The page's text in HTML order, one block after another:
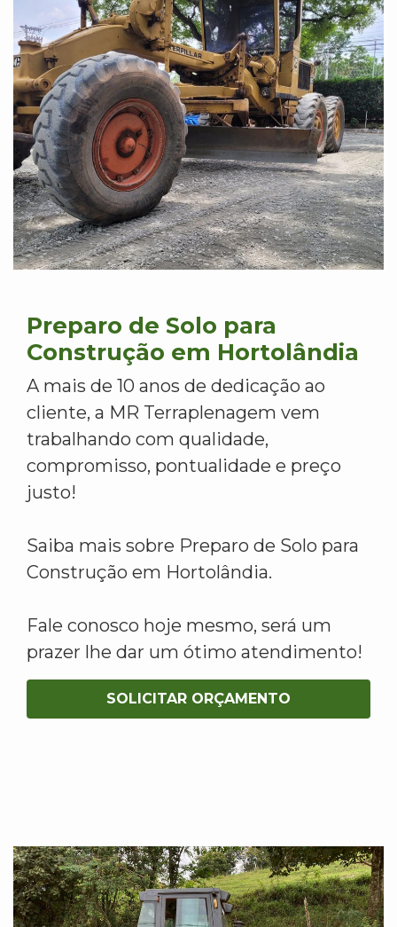
Preparo de Solo para
Construção em Hortolândia
A mais de 10 anos de dedicação ao
cliente, a MR Terraplenagem vem
trabalhando com qualidade,
compromisso, pontualidade e preço
justo!
Saiba mais sobre Preparo de Solo para
Construção em Hortolândia.
Fale conosco hoje mesmo, será um
prazer lhe dar um ótimo atendimento!
SOLICITAR ORÇAMENTO